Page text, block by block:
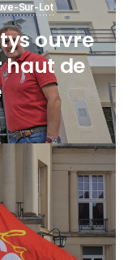
Sur-Lot
ouvre
haut de